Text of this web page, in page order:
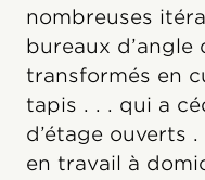
nombreuses
bureaux d’angle
transformés en
tapis . . . qui a
d’étage ouverts
en travail à